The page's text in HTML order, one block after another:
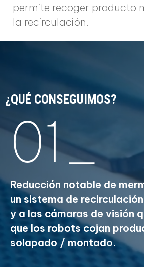
permite recoger producto
la recirculación.
¿QUÉ CONSEGUIMOS?
01_
Reducción notable de
un sistema de
y a las cámaras de visión
que los robots cojan
solapado / montado.